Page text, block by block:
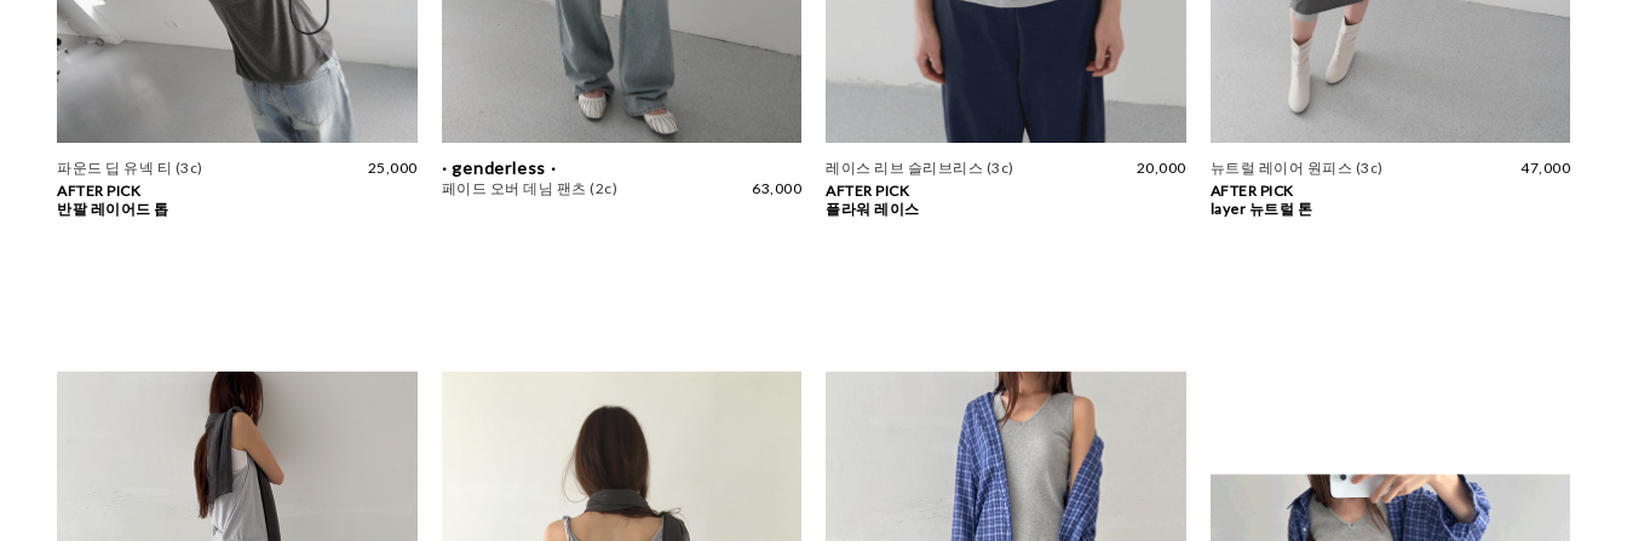
파운드 딥 유넥 티 (3c)
25,000
AFTER PICK
반팔 레이어드 톱
· genderless ·
페이드 오버 데님 팬츠 (2c) 63,000
레이스 리브 슬리브리스 (3c)
20,000
AFTER PICK
플라워 레이스
뉴트럴 레이어 원피스 (3c)
47,000
AFTER PICK
layer 뉴트럴 톤